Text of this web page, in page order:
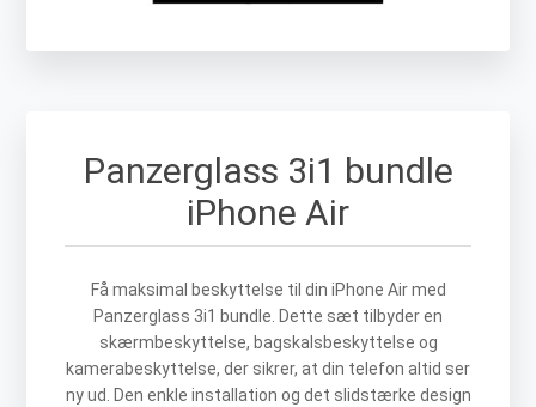
Panzerglass 3i1 bundle
iPhone Air
Få maksimal beskyttelse til din iPhone Air med
Panzerglass 3i1 bundle. Dette sæt tilbyder en
skærmbeskyttelse, bagskalsbeskyttelse og
kamerabeskyttelse, der sikrer, at din telefon altid ser
ny ud. Den enkle installation og det slidstærke design